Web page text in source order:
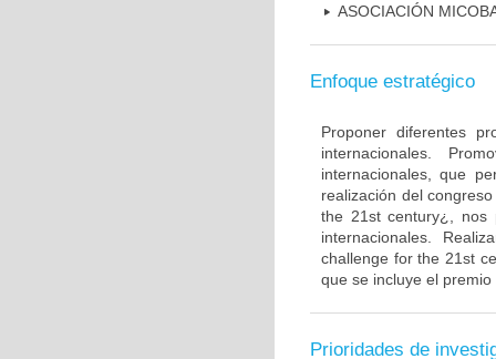
ASOCIACIÓN
Enfoque estratégico
Proponer diferentes
internacionales.
internacionales, que
realización del
the 21st century¿, nos
internacionales.
challenge for the 21st
que se incluye el
Prioridades de